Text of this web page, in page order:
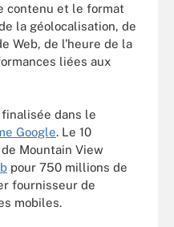
contenu et le format
la géolocalisation, de
Web, de l’heure de la
liées aux
dans le
Google. Le 10
Mountain View
pour 750 millions de
fournisseur de
mobiles.